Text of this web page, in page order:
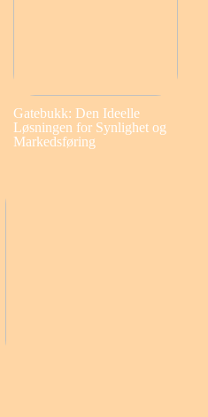
Gatebukk: Den Ideelle
Løsningen for Synlighet og
Markedsføring